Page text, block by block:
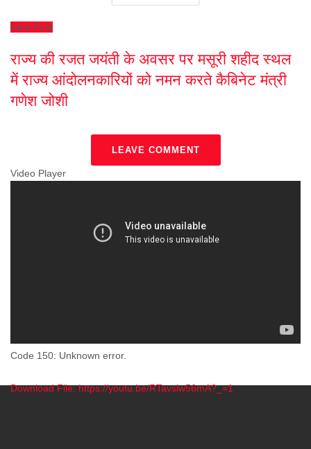
Next Post
राज्य की रजत जयंती के अवसर पर मसूरी शहीद स्थल
में राज्य आंदोलनकारियों को नमन करते कैबिनेट मंत्री
गणेश जोशी
LEAVE COMMENT
Video Player
Code 150: Unknown error.
Download File: https://youtu.be/RTavslw56mA?_=1